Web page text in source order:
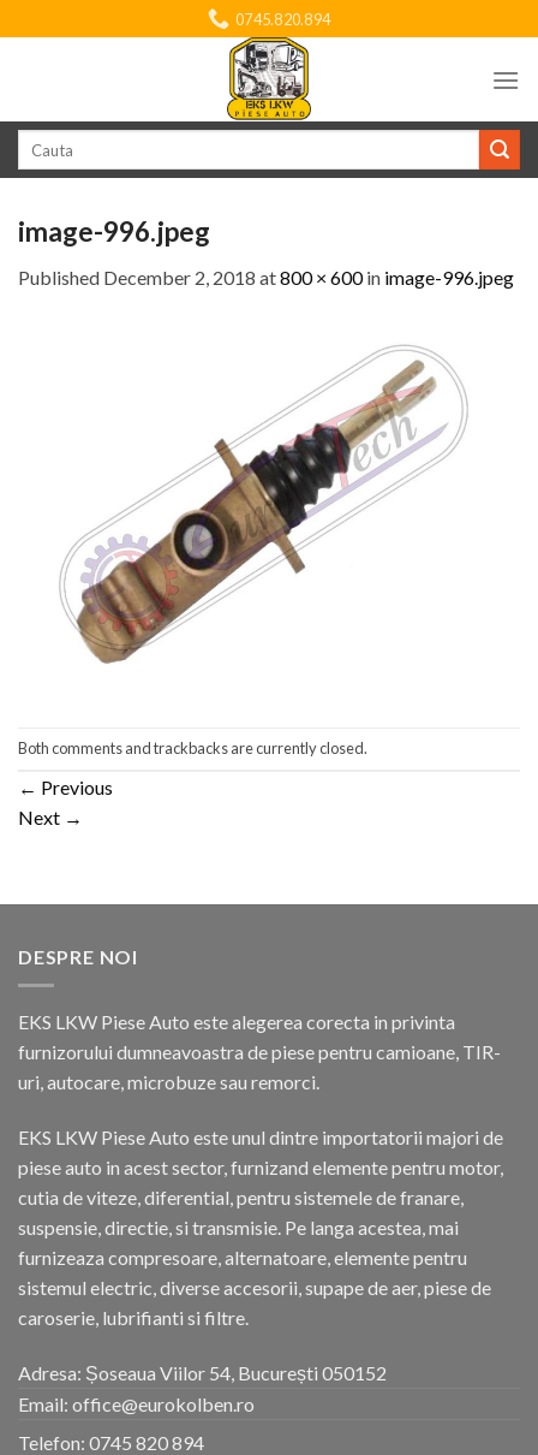
to
0745.820.894
image-996.jpeg
Published December 2, 2018 at800 × 600in image-996.jpeg
Both comments and trackbacks are currently closed.
← Previous
Next →
DESPRE NOI
EKS LKW Piese Auto este alegerea corecta in privinta
furnizorului dumneavoastra de piese pentru camioane, TIR-
uri, autocare, microbuze sau remorci.
EKS LKW Piese Auto este unul dintre importatorii majori de
piese auto in acest sector, furnizand elemente pentru motor,
cutia de viteze, diferential, pentru sistemele de franare,
suspensie, directie, si transmisie. Pe langa acestea, mai
furnizeaza compresoare, alternatoare, elemente pentru
sistemul electric, diverse accesorii, supape de aer, piese de
caroserie, lubrifianti si filtre.
Adresa: Șoseaua Viilor 54, București 050152
Email: office@eurokolben.ro
Telefon: 0745 820 894